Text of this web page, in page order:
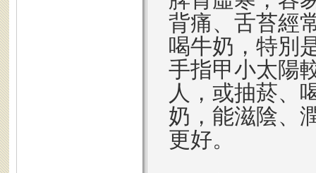
背痛、舌苔經
喝牛奶，特別
手指甲小太陽
人，或抽菸、
奶，能滋陰、
更好。